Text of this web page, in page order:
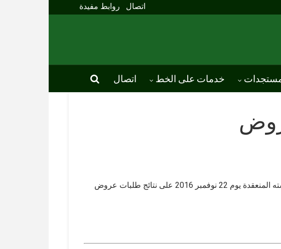
روابط مفيدة اتصال
خدمات على الخط اتصال
صادق مجلس إدارة ديوان الحبوب خلال جلسته المنعقدة يوم 22 نوفمبر 2016 على نتائج طلبات عروض